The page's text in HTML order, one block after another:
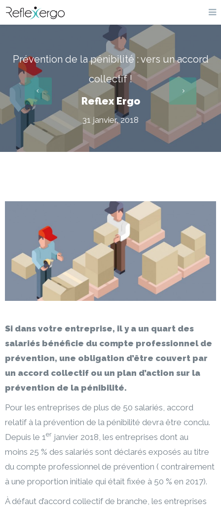
Prévention de la pénibilité : vers un accord
collectif !
Reflex Ergo
31 janvier, 2018
Si dans votre entreprise, il y a un quart des
salariés bénéficie du compte professionnel de
prévention, une obligation d’être couvert par
un accord collectif ou un plan d’action sur la
prévention de la pénibilité.
Pour les entreprises de plus de 50 salariés, accord
relatif à la prévention de la pénibilité devra être conclu.
Depuis le 1 er janvier 2018, les entreprises dont au
moins 25 % des salariés sont déclarés exposés au titre
du compte professionnel de prévention ( contrairement
à une proportion initiale qui était fixée à 50 % en 2017).
À défaut d’accord collectif de branche, les entreprises